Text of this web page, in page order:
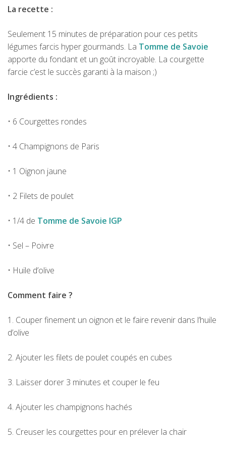
La recette :
Seulement 15 minutes de préparation pour ces petits
légumes farcis hyper gourmands. La Tomme de Savoie
apporte du fondant et un goût incroyable. La courgette
farcie c’est le succès garanti à la maison ;)
Ingrédients :
• 6 Courgettes rondes
• 4 Champignons de Paris
• 1 Oignon jaune
• 2 Filets de poulet
• 1/4 de Tomme de Savoie IGP
• Sel – Poivre
• Huile d’olive
Comment faire ?
1. Couper finement un oignon et le faire revenir dans l’huile
d’olive
2. Ajouter les filets de poulet coupés en cubes
3. Laisser dorer 3 minutes et couper le feu
4. Ajouter les champignons hachés
5. Creuser les courgettes pour en prélever la chair